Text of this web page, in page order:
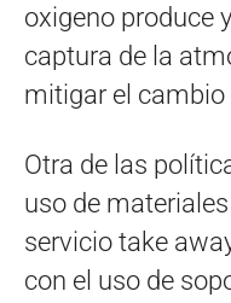
oxigeno produce
captura de la
mitigar el
Otra de las
uso de materiales
servicio take
con el uso de